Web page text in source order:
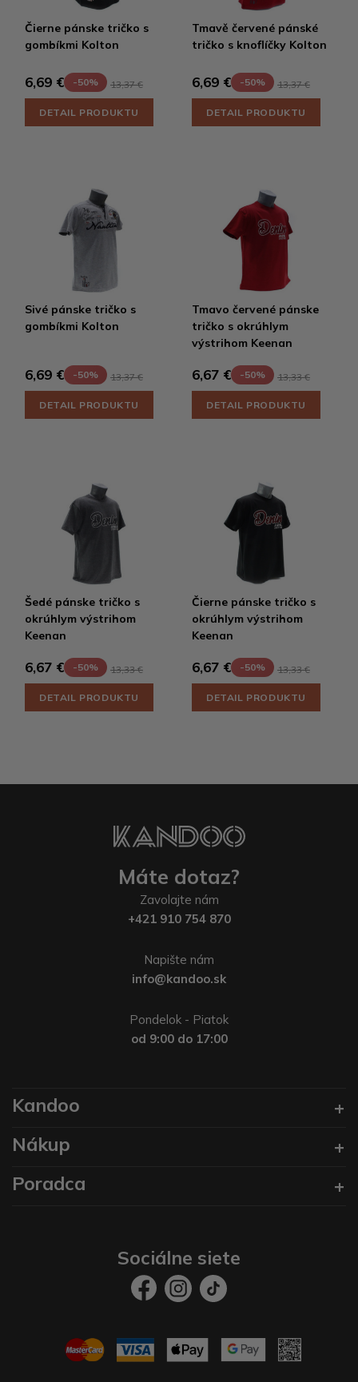
Čierne pánske tričko s
gombíkmi Kolton
6,69 € -50% 13,37 €
DETAIL PRODUKTU
Tmavě červené pánské
tričko s knoflíčky Kolton
6,69 € -50% 13,37 €
DETAIL PRODUKTU
Sivé pánske tričko s
gombíkmi Kolton
6,69 € -50% 13,37 €
DETAIL PRODUKTU
Tmavo červené pánske
tričko s okrúhlym
výstrihom Keenan
6,67 € -50% 13,33 €
DETAIL PRODUKTU
Šedé pánske tričko s
okrúhlym výstrihom
Keenan
6,67 € -50% 13,33 €
DETAIL PRODUKTU
Čierne pánske tričko s
okrúhlym výstrihom
Keenan
6,67 € -50% 13,33 €
DETAIL PRODUKTU
Máte dotaz?
Zavolajte nám
+421 910 754 870
Napište nám
info@kandoo.sk
Pondelok - Piatok
od 9:00 do 17:00
Kandoo
Nákup
Poradca
Sociálne siete